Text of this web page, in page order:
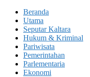
Beranda
Utama
Seputar Kaltara
Hukum & Kriminal
Pariwisata
Pemerintahan
Parlementaria
Ekonomi